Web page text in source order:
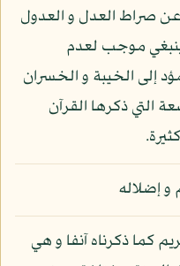
صراط العدل و العدول
موجب لعدم
إلى الخيبة و الخسران
التي ذكرها القرآن
و إضلاله
كما ذكرناه آنفا و هي